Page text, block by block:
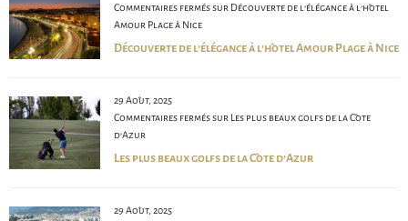
Commentaires ferméssur Découverte de l’élégance à l’hôtel
Amour Plage à Nice
Découverte de l’élégance à l’hôtel Amour Plage à Nice
29 Août, 2025
Commentaires ferméssur Les plus beaux golfs de la Côte
d’Azur
Les plus beaux golfs de la Côte d’Azur
29 Août, 2025